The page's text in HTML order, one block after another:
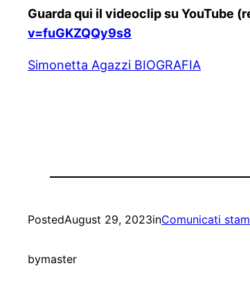
Guarda qui il videoclip su YouTube
v=fuGKZQQy9s8
Simonetta Agazzi BIOGRAFIA
PostedAugust 29, 2023inComunicati
bymaster